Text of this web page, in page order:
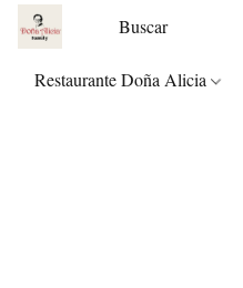
Restaurante Doña Alicia